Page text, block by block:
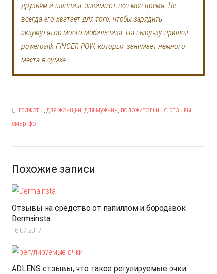
друзьям и шоппинг занимают все мое время. Не
всегда его хватает для того, чтобы зарядить
аккумулятор моего мобильника. На выручку пришел
powerbank FINGER POW, который занимает немного
места в сумке
гаджеты,для женщин,для мужчин, положительные отзывы,
смартфон
Похожие записи
Отзывы на средство от папиллом и бородавок
Dermainsta
16.07.2017
ADLENS отзывы, что такое регулируемые очки